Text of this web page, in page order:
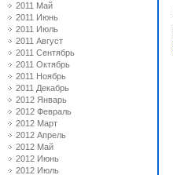
2011 Май
2011 Июнь
2011 Июль
2011 Август
2011 Сентябрь
2011 Октябрь
2011 Ноябрь
2011 Декабрь
2012 Январь
2012 Февраль
2012 Март
2012 Апрель
2012 Май
2012 Июнь
2012 Июль